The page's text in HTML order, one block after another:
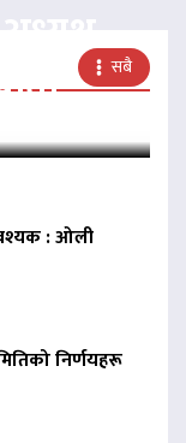
सबै
अध्यक्ष
: ओली
निर्णयहरू